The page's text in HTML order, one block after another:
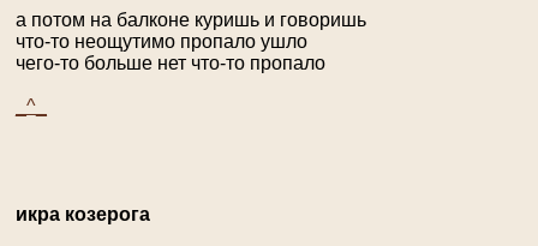
а потом на балконе куришь и говоришь
что-то неощутимо пропало ушло
чего-то больше нет что-то пропало
_^_
икра козерога